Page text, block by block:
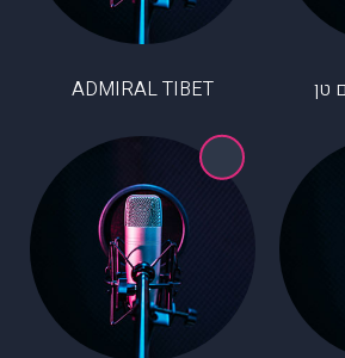
ADMIRAL TIBET